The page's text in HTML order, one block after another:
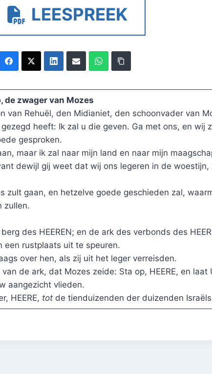
LEESPREEK
de zwager van Mozes
van Rehuël, den Midianiet, den schoonvader van
heeft: Ik zal u die geven. Ga met ons, en wij
gesproken.
maar ik zal naar mijn land en naar mijn
dewijl gij weet dat wij ons legeren in de
zult gaan, en hetzelve goede geschieden zal,
zullen.
des HEEREN; en de ark des verbonds des
een rustplaats uit te speuren.
over hen, als zij uit het leger verreisden.
de ark, dat Mozes zeide: Sta op, HEERE, en laat
aangezicht vlieden.
HEERE, totde tienduizenden der duizenden